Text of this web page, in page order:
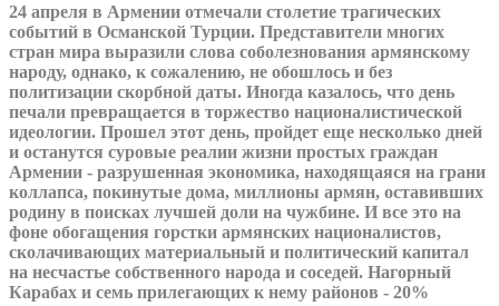
24 апреля в Армении отмечали столетие трагических
событий в Османской Турции. Представители многих
стран мира выразили слова соболезнования армянскому
народу, однако, к сожалению, не обошлось и без
политизации скорбной даты. Иногда казалось, что день
печали превращается в торжество националистической
идеологии. Прошел этот день, пройдет еще несколько дней
и останутся суровые реалии жизни простых граждан
Армении - разрушенная экономика, находящаяся на грани
коллапса, покинутые дома, миллионы армян, оставивших
родину в поисках лучшей доли на чужбине. И все это на
фоне обогащения горстки армянских националистов,
сколачивающих материальный и политический капитал
на несчастье собственного народа и соседей. Нагорный
Карабах и семь прилегающих к нему районов - 20%